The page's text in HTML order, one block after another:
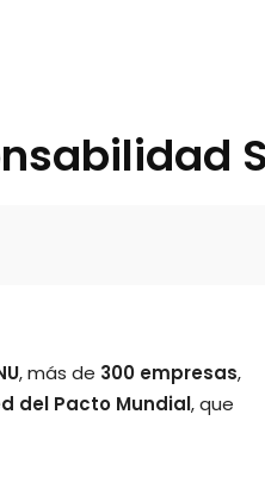
, más de 300 empresas,
del Pacto Mundial, que